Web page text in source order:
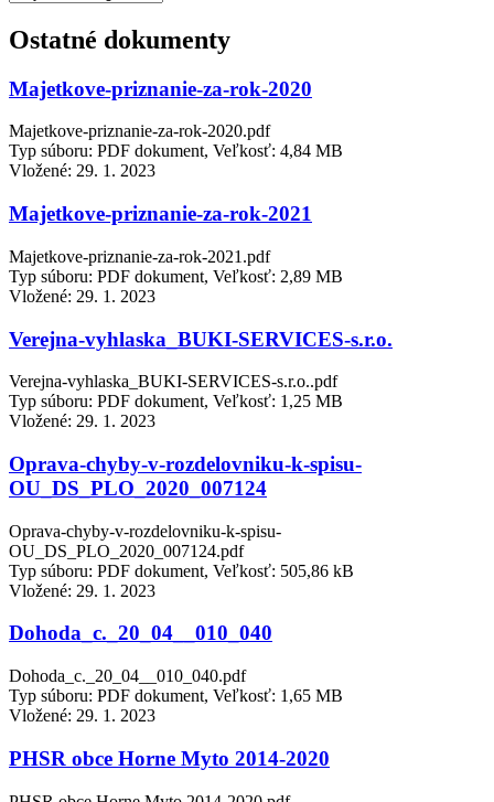
Ostatné dokumenty
Majetkove-priznanie-za-rok-2020
Majetkove-priznanie-za-rok-2020.pdf
Typ súboru: PDF dokument, Veľkosť: 4,84 MB
Vložené: 29. 1. 2023
Majetkove-priznanie-za-rok-2021
Majetkove-priznanie-za-rok-2021.pdf
Typ súboru: PDF dokument, Veľkosť: 2,89 MB
Vložené: 29. 1. 2023
Verejna-vyhlaska_BUKI-SERVICES-s.r.o.
Verejna-vyhlaska_BUKI-SERVICES-s.r.o..pdf
Typ súboru: PDF dokument, Veľkosť: 1,25 MB
Vložené: 29. 1. 2023
Oprava-chyby-v-rozdelovniku-k-spisu-
OU_DS_PLO_2020_007124
Oprava-chyby-v-rozdelovniku-k-spisu-
OU_DS_PLO_2020_007124.pdf
Typ súboru: PDF dokument, Veľkosť: 505,86 kB
Vložené: 29. 1. 2023
Dohoda_c._20_04__010_040
Dohoda_c._20_04__010_040.pdf
Typ súboru: PDF dokument, Veľkosť: 1,65 MB
Vložené: 29. 1. 2023
PHSR obce Horne Myto 2014-2020